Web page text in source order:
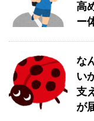
高
ー
な
い
支
が